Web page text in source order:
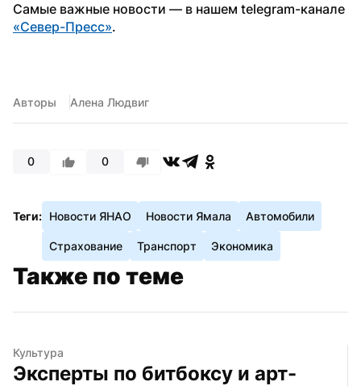
«Север-Пресс».
Авторы Алена Людвиг
0 0
Теги: Новости ЯНАО Новости Ямала Автомобили
Страхование Транспорт Экономика
Также по теме
Культура
Эксперты по битбоксу и арт-